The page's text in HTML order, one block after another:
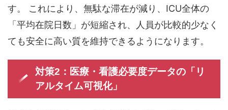
す。 これにより、無駄な滞在が減り、ICU全体の
「平均在院日数」が短縮され、人員が比較的少なく
ても安全に高い質を維持できるようになります。
対策2：医療・看護必要度データの「リ
アルタイム可視化」